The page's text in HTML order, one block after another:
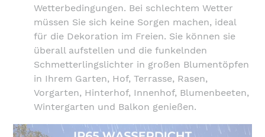
Wetterbedingungen. Bei schlechtem Wetter
müssen Sie sich keine Sorgen machen, ideal
für die Dekoration im Freien. Sie können sie
überall aufstellen und die funkelnden
Schmetterlingslichter in großen Blumentöpfen
in Ihrem Garten, Hof, Terrasse, Rasen,
Vorgarten, Hinterhof, Innenhof, Blumenbeeten,
Wintergarten und Balkon genießen.